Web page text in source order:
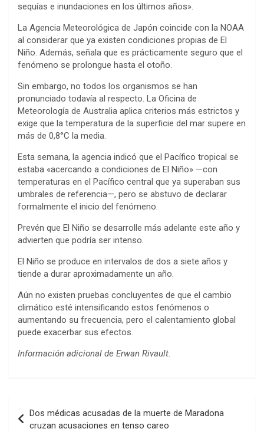
sequías e inundaciones en los últimos años».
La Agencia Meteorológica de Japón coincide con la NOAA
al considerar que ya existen condiciones propias de El
Niño. Además, señala que es prácticamente seguro que el
fenómeno se prolongue hasta el otoño.
Sin embargo, no todos los organismos se han
pronunciado todavía al respecto. La Oficina de
Meteorología de Australia aplica criterios más estrictos y
exige que la temperatura de la superficie del mar supere en
más de 0,8°C la media.
Esta semana, la agencia indicó que el Pacífico tropical se
estaba «acercando a condiciones de El Niño» —con
temperaturas en el Pacífico central que ya superaban sus
umbrales de referencia—, pero se abstuvo de declarar
formalmente el inicio del fenómeno.
Prevén que El Niño se desarrolle más adelante este año y
advierten que podría ser intenso.
El Niño se produce en intervalos de dos a siete años y
tiende a durar aproximadamente un año.
Aún no existen pruebas concluyentes de que el cambio
climático esté intensificando estos fenómenos o
aumentando su frecuencia, pero el calentamiento global
puede exacerbar sus efectos.
Información adicional de Erwan Rivault.
de
Dos médicas acusadas de la muerte de Maradona
cruzan acusaciones en tenso careo